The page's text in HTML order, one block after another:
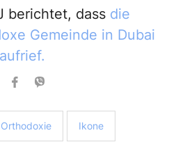
berichtet, dass die
Gemeinde in Dubai
Orthodoxie Ikone